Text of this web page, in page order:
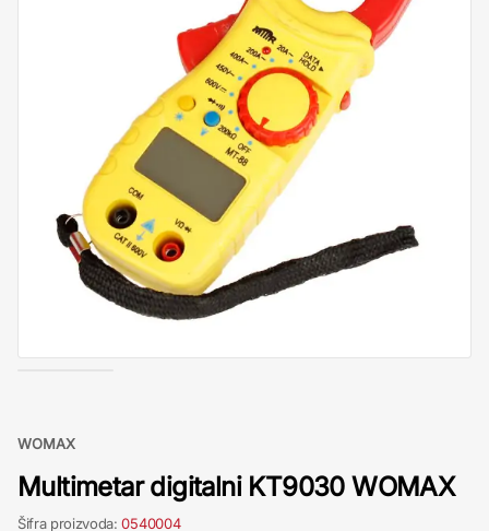
WOMAX
Multimetar digitalni KT9030 WOMAX
Šifra proizvoda:0540004